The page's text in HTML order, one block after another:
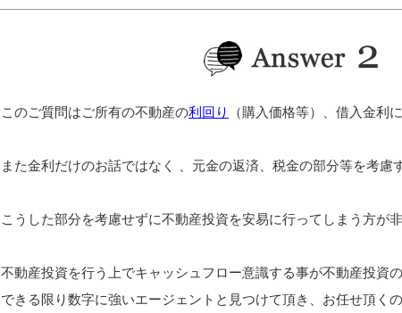
このご質問はご所有の不動産の利回り （購入価格等）、借入金利
また金利だけのお話ではなく 、元金の返済、税金の部分等を考慮
こうした部分を考慮せずに不動産投資を安易に行ってしまう方が
不動産投資を行う上でキャッシュフロー意識する事が不動産投資
できる限り数字に強いエージェントと見つけて頂き、お任せ頂く